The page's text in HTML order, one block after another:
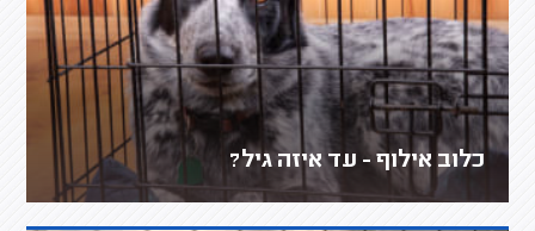
כלוב אילוף - עד איזה גיל?